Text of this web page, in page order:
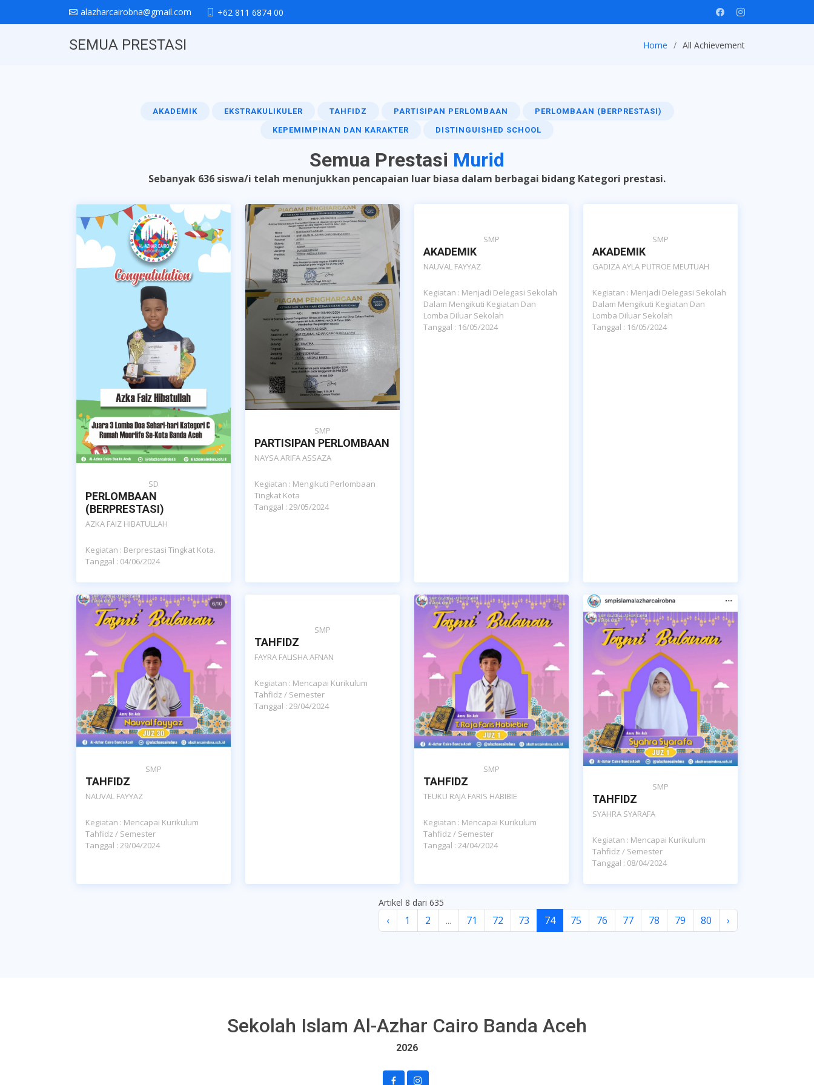
alazharcairobna@gmail.com +62 811 6874 00
SEMUA PRESTASI Home All Achievement
AKADEMIK EKSTRAKULIKULER TAHFIDZ PARTISIPAN PERLOMBAAN PERLOMBAAN (BERPRESTASI)
KEPEMIMPINAN DAN KARAKTER DISTINGUISHED SCHOOL
Semua Prestasi Murid
Sebanyak 636 siswa/i telah menunjukkan pencapaian luar biasa dalam berbagai bidang Kategori prestasi.
SD
PERLOMBAAN
(BERPRESTASI)
AZKA FAIZ HIBATULLAH
Kegiatan : Berprestasi Tingkat Kota.
Tanggal : 04/06/2024
SMP
PARTISIPAN PERLOMBAAN
NAYSA ARIFA ASSAZA
Kegiatan : Mengikuti Perlombaan
Tingkat Kota
Tanggal : 29/05/2024
SMP
AKADEMIK
NAUVAL FAYYAZ
Kegiatan : Menjadi Delegasi Sekolah
Dalam Mengikuti Kegiatan Dan
Lomba Diluar Sekolah
Tanggal : 16/05/2024
SMP
AKADEMIK
GADIZA AYLA PUTROE MEUTUAH
Kegiatan : Menjadi Delegasi Sekolah
Dalam Mengikuti Kegiatan Dan
Lomba Diluar Sekolah
Tanggal : 16/05/2024
SMP
TAHFIDZ
NAUVAL FAYYAZ
Kegiatan : Mencapai Kurikulum
Tahfidz / Semester
Tanggal : 29/04/2024
SMP
TAHFIDZ
FAYRA FALISHA AFNAN
Kegiatan : Mencapai Kurikulum
Tahfidz / Semester
Tanggal : 29/04/2024
SMP
TAHFIDZ
TEUKU RAJA FARIS HABIBIE
Kegiatan : Mencapai Kurikulum
Tahfidz / Semester
Tanggal : 24/04/2024
SMP
TAHFIDZ
SYAHRA SYARAFA
Kegiatan : Mencapai Kurikulum
Tahfidz / Semester
Tanggal : 08/04/2024
Artikel 8 dari 635
‹ 1 2 ... 71 72 73 74 75 76 77 78 79 80 ›
Sekolah Islam Al-Azhar Cairo Banda Aceh
2026